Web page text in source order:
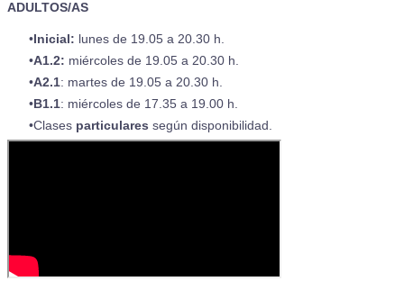
ADULTOS/AS
Inicial: lunes de 19.05 a 20.30 h.
A1.2: miércoles de 19.05 a 20.30 h.
A2.1: martes de 19.05 a 20.30 h.
B1.1: miércoles de 17.35 a 19.00 h.
Clases particulares según disponibilidad.